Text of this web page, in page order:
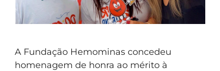
A Fundação Hemominas concedeu
homenagem de honra ao mérito à